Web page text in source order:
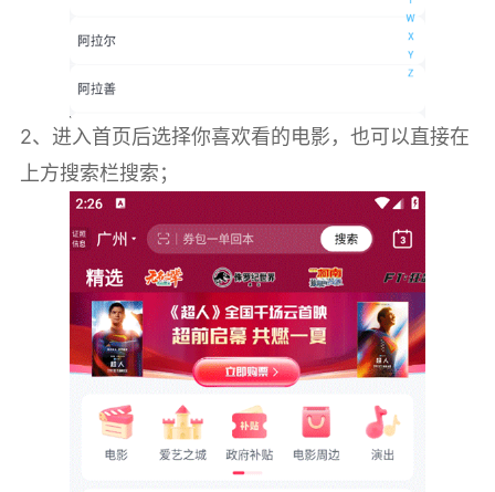
2、进入首页后选择你喜欢看的电影，也可以直接在
上方搜索栏搜索；